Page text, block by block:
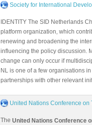
Society for International
IDENTITY The SID Netherlands
platform organization, which
renewing and broadening the
influencing the policy discussion.
change can only occur if
NL is one of a few organisations
partnerships with other relevant
United Nations Conference
The United Nations Conference